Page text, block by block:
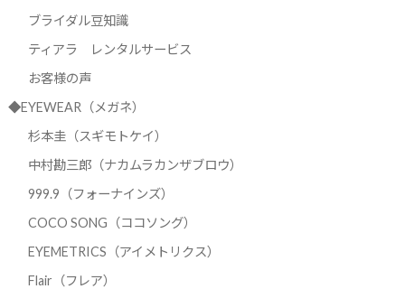
ブライダル豆知識
ティアラ レンタルサービス
お客様の声
◆EYEWEAR（メガネ）
杉本圭（スギモトケイ）
中村勘三郎（ナカムラカンザブロウ）
999.9（フォーナインズ）
COCO SONG（ココソング）
EYEMETRICS（アイメトリクス）
Flair（フレア）